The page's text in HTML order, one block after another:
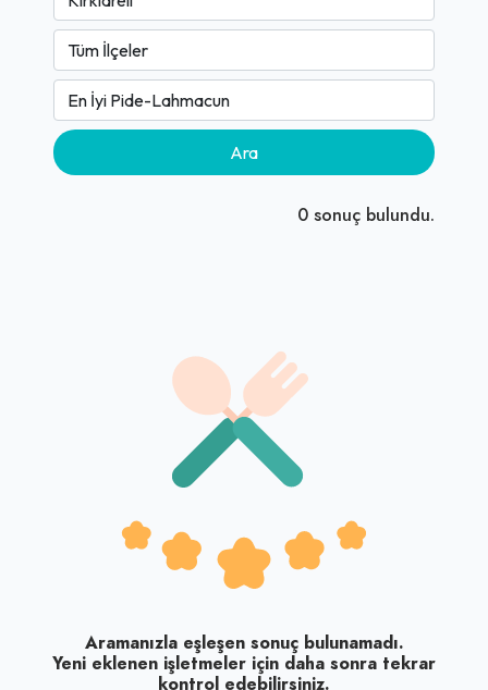
Ara
0 sonuç bulundu.
Aramanızla eşleşen sonuç bulunamadı.
Yeni eklenen işletmeler için daha sonra tekrar
kontrol edebilirsiniz.